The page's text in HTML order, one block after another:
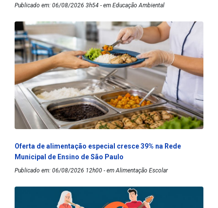
Publicado em: 06/08/2026 3h54 - em Educação Ambiental
Oferta de alimentação especial cresce 39% na Rede
Municipal de Ensino de São Paulo
Publicado em: 06/08/2026 12h00 - em Alimentação Escolar